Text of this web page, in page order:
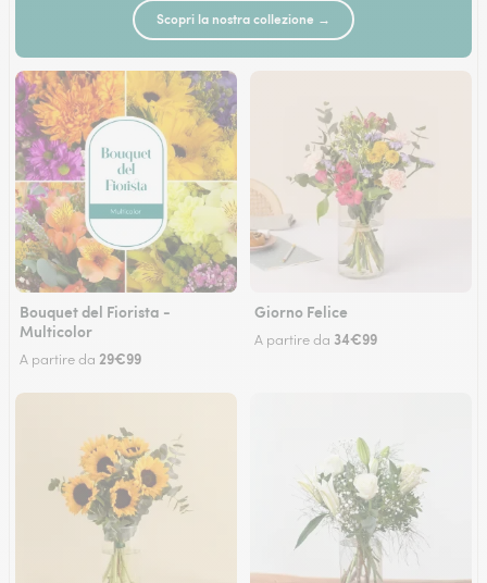
Scopri la nostra collezione →
Bouquet del Fiorista -
Multicolor
A partire da 29€99
Giorno Felice
A partire da 34€99